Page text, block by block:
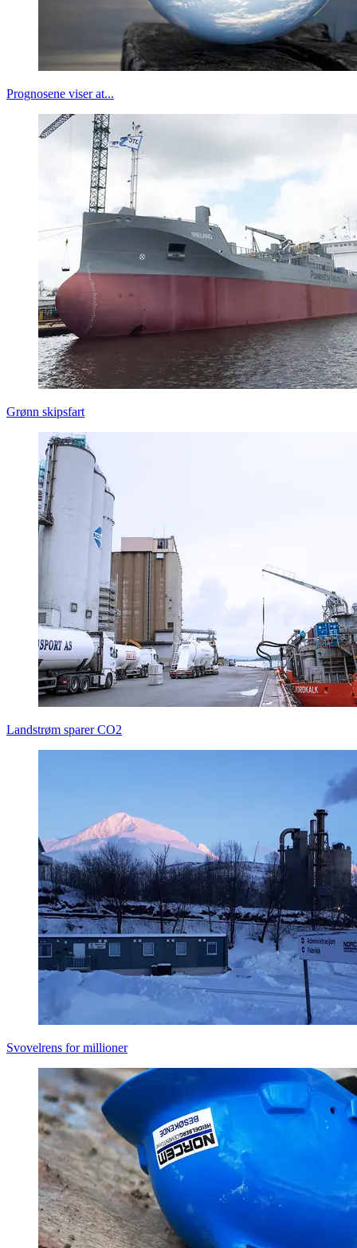
Prognosene viser at...
Grønn skipsfart
Landstrøm sparer CO2
Svovelrens for millioner